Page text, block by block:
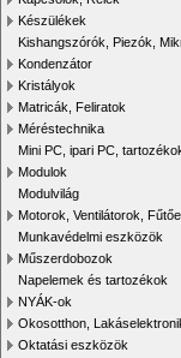
Készülékek
Kishangszórók, Piezók,
Kondenzátor
Kristályok
Matricák, Feliratok
Méréstechnika
Mini PC, ipari PC,
Modulok
Modulvilág
Motorok, Ventilátorok,
Munkavédelmi eszközök
Műszerdobozok
Napelemek és tartozékok
NYÁK-ok
Okosotthon,
Oktatási eszközök